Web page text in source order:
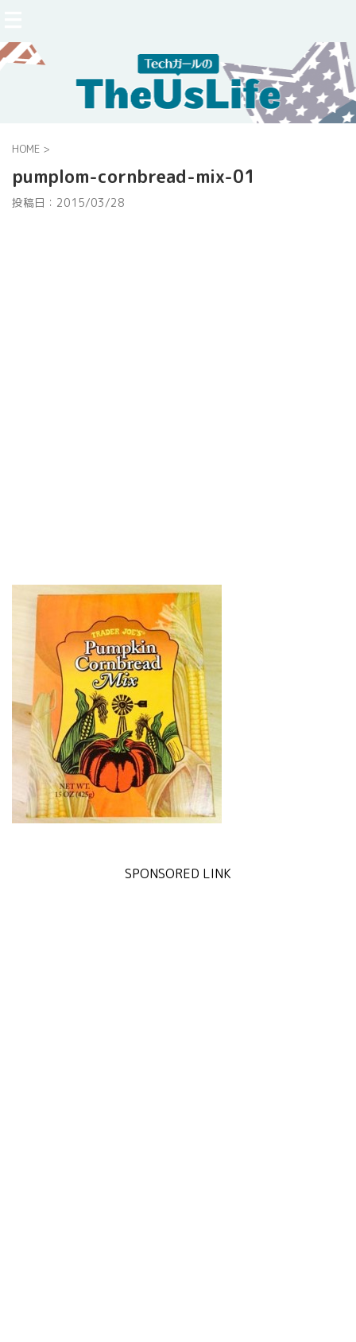
HOME >
pumplom-cornbread-mix-01
投稿日： 2015/03/28
SPONSORED LINK